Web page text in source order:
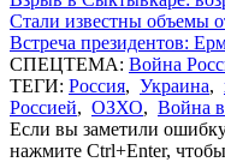
Стали известны объемы
Встреча президентов:
СПЕЦТЕМА: Война
ТЕГИ: Россия, Украина,
Россией, ОЗХО, Война
Если вы заметили
нажмите Ctrl+Enter,